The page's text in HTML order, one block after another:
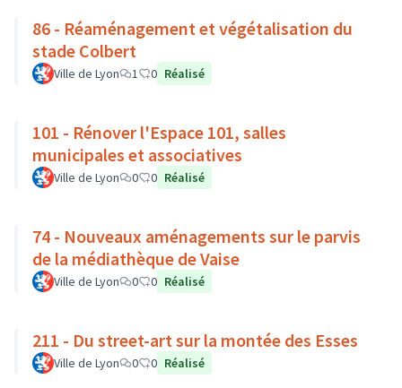
86 - Réaménagement et végétalisation du
stade Colbert
Ville de Lyon 1 0 Réalisé
101 - Rénover l'Espace 101, salles
municipales et associatives
Ville de Lyon 0 0 Réalisé
74 - Nouveaux aménagements sur le parvis
de la médiathèque de Vaise
Ville de Lyon 0 0 Réalisé
211 - Du street-art sur la montée des Esses
Ville de Lyon 0 0 Réalisé